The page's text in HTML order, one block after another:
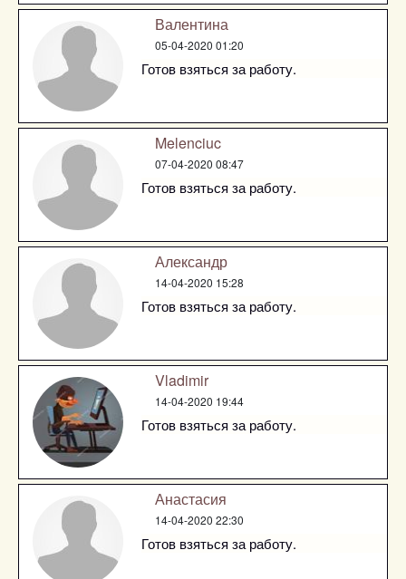
Валентина
05-04-2020 01:20
Готов взяться за работу.
Melenciuc
07-04-2020 08:47
Готов взяться за работу.
Александр
14-04-2020 15:28
Готов взяться за работу.
Vladimir
14-04-2020 19:44
Готов взяться за работу.
Анастасия
14-04-2020 22:30
Готов взяться за работу.